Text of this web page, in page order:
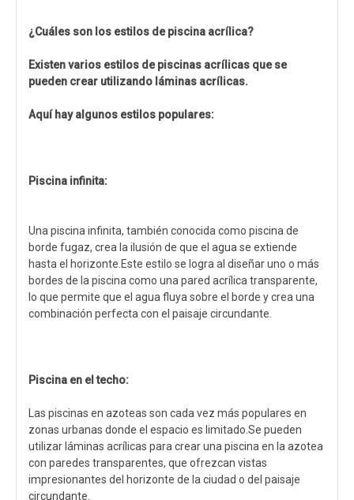
¿Cuáles son los estilos de piscina acrílica?
Existen varios estilos de piscinas acrílicas que se
pueden crear utilizando láminas acrílicas.
Aquí hay algunos estilos populares:
Piscina infinita:
Una piscina infinita, también conocida como piscina de
borde fugaz, crea la ilusión de que el agua se extiende
hasta el horizonte.Este estilo se logra al diseñar uno o más
bordes de la piscina como una pared acrílica transparente,
lo que permite que el agua fluya sobre el borde y crea una
combinación perfecta con el paisaje circundante.
Piscina en el techo:
Las piscinas en azoteas son cada vez más populares en
zonas urbanas donde el espacio es limitado.Se pueden
utilizar láminas acrílicas para crear una piscina en la azotea
con paredes transparentes, que ofrezcan vistas
impresionantes del horizonte de la ciudad o del paisaje
circundante.